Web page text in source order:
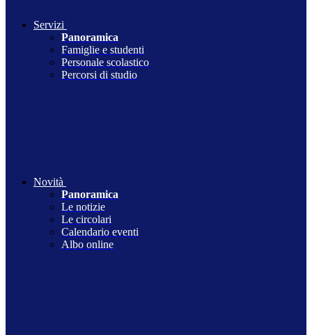
Servizi
Panoramica
Famiglie e studenti
Personale scolastico
Percorsi di studio
Novità
Panoramica
Le notizie
Le circolari
Calendario eventi
Albo online